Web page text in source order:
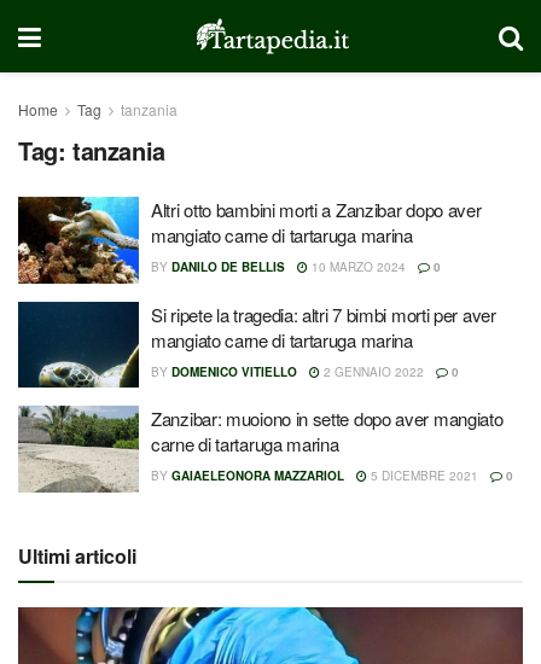
Home Tag tanzania
Tag: tanzania
Altri otto bambini morti a Zanzibar dopo aver
mangiato carne di tartaruga marina
BY DANILO DE BELLIS 10 MARZO 2024 0
Si ripete la tragedia: altri 7 bimbi morti per aver
mangiato carne di tartaruga marina
BY DOMENICO VITIELLO 2 GENNAIO 2022 0
Zanzibar: muoiono in sette dopo aver mangiato
carne di tartaruga marina
BY GAIAELEONORA MAZZARIOL 5 DICEMBRE 2021 0
Ultimi articoli